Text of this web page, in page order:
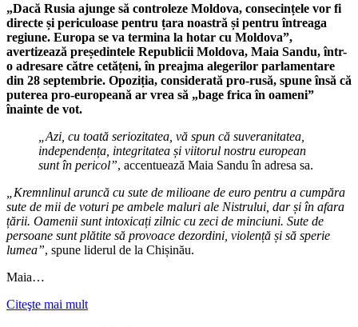
„Dacă Rusia ajunge să controleze Moldova, consecințele vor fi
directe și periculoase pentru țara noastră și pentru întreaga
regiune. Europa se va termina la hotar cu Moldova”,
avertizează președintele Republicii Moldova, Maia Sandu, într-
o adresare către cetățeni, în preajma alegerilor parlamentare
din 28 septembrie. Opoziția, considerată pro-rusă, spune însă că
puterea pro-europeană ar vrea să „bage frica în oameni”
înainte de vot.
„Azi, cu toată seriozitatea, vă spun că suveranitatea,
independența, integritatea și viitorul nostru european
sunt în pericol”, accentuează Maia Sandu în adresa sa.
„Kremnlinul aruncă cu sute de milioane de euro pentru a cumpăra
sute de mii de voturi pe ambele maluri ale Nistrului, dar și în afara
țării. Oamenii sunt intoxicați zilnic cu zeci de minciuni. Sute de
persoane sunt plătite să provoace dezordini, violență și să sperie
lumea”, spune liderul de la Chișinău.
Maia…
Citeşte mai mult